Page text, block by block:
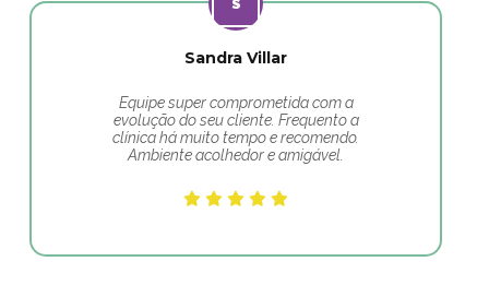
Sandra Villar
Equipe super comprometida com a
evolução do seu cliente. Frequento a
clínica há muito tempo e recomendo.
Ambiente acolhedor e amigável.